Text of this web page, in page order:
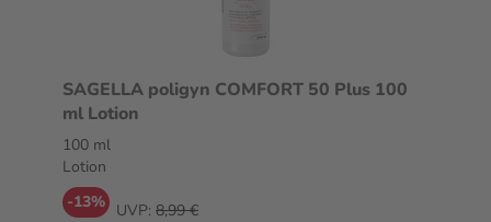
SAGELLA poligyn COMFORT 50 Plus 100
ml Lotion
100 ml
Lotion
-13% UVP: 8,99 €